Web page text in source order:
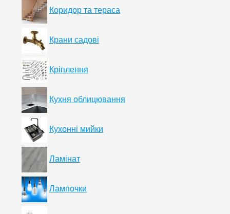
Коридор та тераса
Крани садові
Кріплення
Кухня облицювання
Кухонні мийки
Ламінат
Лампочки